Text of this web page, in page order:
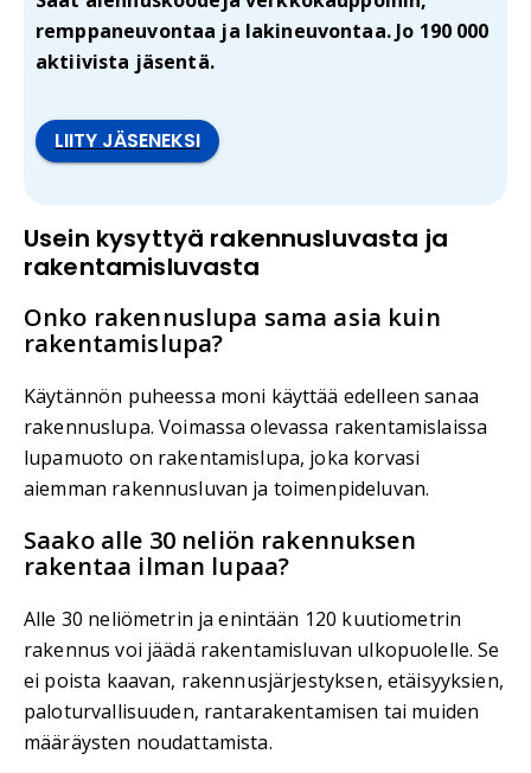
remppaneuvontaa ja lakineuvontaa. Jo 190 000
aktiivista jäsentä.
LIITY JÄSENEKSI
Usein kysyttyä rakennusluvasta ja
rakentamisluvasta
Onko rakennuslupa sama asia kuin
rakentamislupa?
Käytännön puheessa moni käyttää edelleen sanaa
rakennuslupa. Voimassa olevassa rakentamislaissa
lupamuoto on rakentamislupa, joka korvasi
aiemman rakennusluvan ja toimenpideluvan.
Saako alle 30 neliön rakennuksen
rakentaa ilman lupaa?
Alle 30 neliömetrin ja enintään 120 kuutiometrin
rakennus voi jäädä rakentamisluvan ulkopuolelle. Se
ei poista kaavan, rakennusjärjestyksen, etäisyyksien,
paloturvallisuuden, rantarakentamisen tai muiden
määräysten noudattamista.